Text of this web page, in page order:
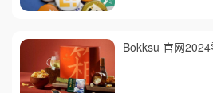
Bokksu 官网